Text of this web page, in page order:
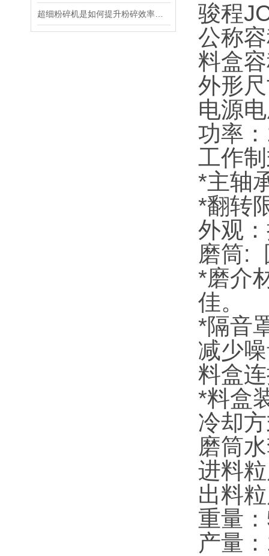
骏程
公称
料盒
外形
电源
功率
工作
*主轴
*翻转
外观
磨筒:
*磨介
佳。
*隔音
减少
料盒
*料盒
冷却
磨筒
进料
出料
重量
产量